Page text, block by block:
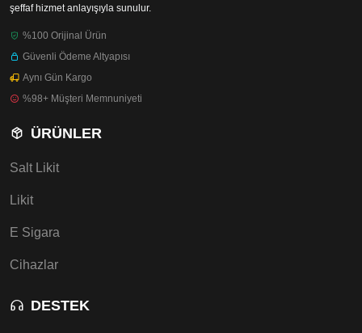
şeffaf hizmet anlayışıyla sunulur.
%100 Orijinal Ürün
Güvenli Ödeme Altyapısı
Aynı Gün Kargo
%98+ Müşteri Memnuniyeti
ÜRÜNLER
Salt Likit
Likit
E Sigara
Cihazlar
DESTEK